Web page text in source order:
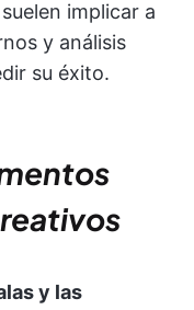
implicar a
y análisis
su éxito.
y las